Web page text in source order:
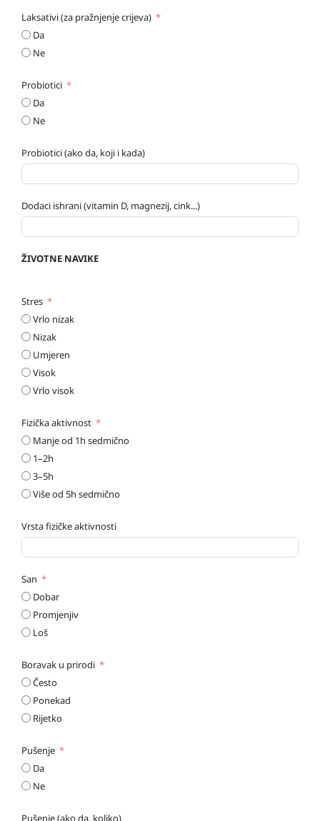
Laksativi (za pražnjenje crijeva)
Da
Ne
Probiotici
Da
Ne
Probiotici (ako da, koji i kada)
Dodaci ishrani (vitamin D, magnezij, cink...)
ŽIVOTNE NAVIKE
Stres
Vrlo nizak
Nizak
Umjeren
Visok
Vrlo visok
Fizička aktivnost
Manje od 1h sedmično
1–2h
3–5h
Više od 5h sedmično
Vrsta fizičke aktivnosti
San
Dobar
Promjenjiv
Loš
Boravak u prirodi
Često
Ponekad
Rijetko
Pušenje
Da
Ne
Pušenje (ako da, koliko)